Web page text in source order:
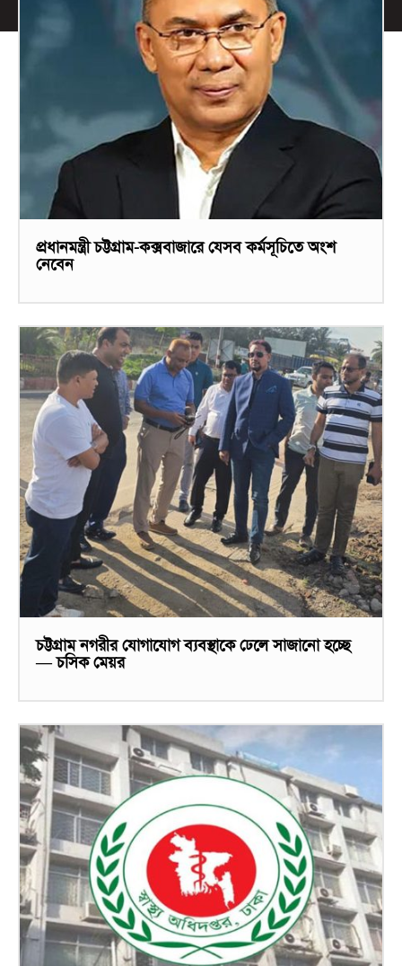
প্রধানমন্ত্রী চট্টগ্রাম-কক্সবাজারে যেসব কর্মসূচিতে অংশ
নেবেন
চট্টগ্রাম নগরীর যোগাযোগ ব্যবস্থাকে ঢেলে সাজানো হচ্ছে
— চসিক মেয়র